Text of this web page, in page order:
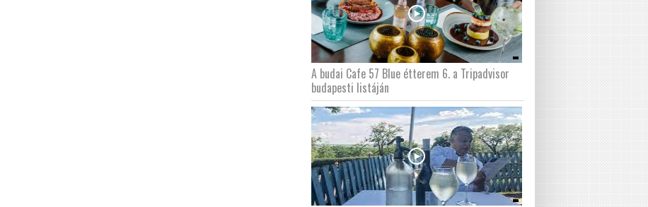
A budai Cafe 57 Blue étterem 6. a Tripadvisor
budapesti listáján